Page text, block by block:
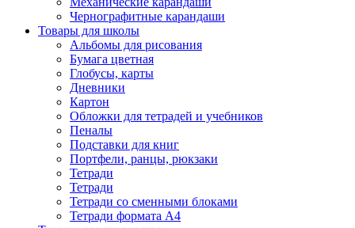
Чернографитные карандаши
Товары для школы
Альбомы для рисования
Бумага цветная
Глобусы, карты
Дневники
Картон
Обложки для тетрадей и учебников
Пеналы
Подставки для книг
Портфели, ранцы, рюкзаки
Тетради
Тетради
Тетради со сменными блоками
Тетради формата А4